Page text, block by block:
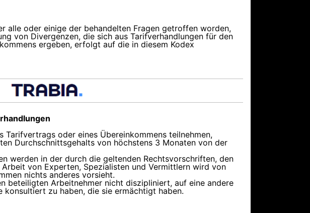
alle oder einige der behandelten Fragen getroffen worden,
von Divergenzen, die sich aus Tarifverhandlungen für den
ergeben, erfolgt auf die in diesem Kodex
Tarifvertrags oder eines Übereinkommens teilnehmen,
Durchschnittsgehalts von höchstens 3 Monaten von der
werden in der durch die geltenden Rechtsvorschriften, den
von Experten, Spezialisten und Vermittlern wird von
nichts anderes vorsieht.
beteiligten Arbeitnehmer nicht diszipliniert, auf eine andere
zu haben, die sie ermächtigt haben.